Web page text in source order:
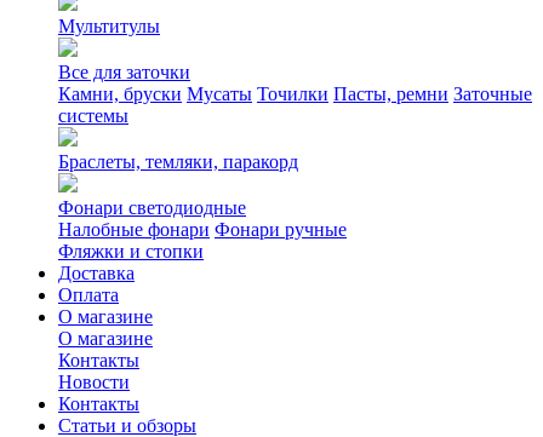
Мультитулы
Все для заточки
Камни, бруски Мусаты Точилки Пасты, ремни Заточные
системы
Браслеты, темляки, паракорд
Фонари светодиодные
Налобные фонари Фонари ручные
Фляжки и стопки
Доставка
Оплата
О магазине
О магазине
Контакты
Новости
Контакты
Статьи и обзоры